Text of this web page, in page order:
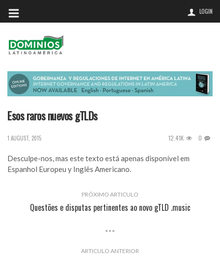
LOGIN
Esos raros nuevos gTLDs
1 AUGUST, 2015 12.41K 0
Desculpe-nos, mas este texto está apenas disponível em
Espanhol Europeu y Inglês Americano.
PRÓXIMO ARTICULO
Questões e disputas pertinentes ao novo gTLD .music
ARTICULO ANTERIOR